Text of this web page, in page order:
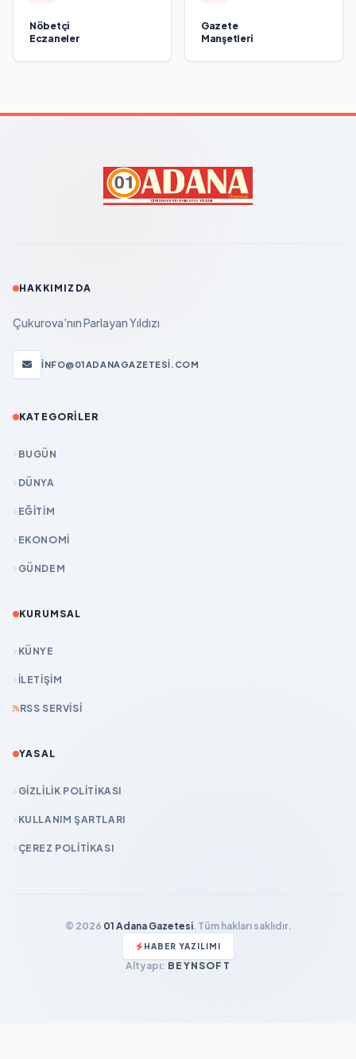
Nöbetçi
Eczaneler
Gazete
Manşetleri
HAKKIMIZDA
Çukurova'nın Parlayan Yıldızı
INFO@01ADANAGAZETESI.COM
KATEGORILER
BUGÜN
DÜNYA
EĞİTİM
EKONOMİ
GÜNDEM
KURUMSAL
KÜNYE
İLETIŞIM
RSS SERVISI
YASAL
GIZLILIK POLITIKASI
KULLANIM ŞARTLARI
ÇEREZ POLITIKASI
© 2026 01 Adana Gazetesi. Tüm hakları saklıdır.
HABER YAZILIMI
Altyapı: BEYNSOFT